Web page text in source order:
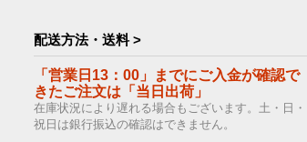
配送方法・送料 >
「営業日13：00」までにご入金が確認で
きたご注文は「当日出荷」
在庫状況により遅れる場合もございます。土・日・
祝日は銀行振込の確認はできません。